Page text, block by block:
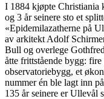
I 1884 kjøpte Christiania
og 3 år seinere sto et
«Epidemilazatherne på
av arkitekt Adolf
Bull og overlege
åtte frittstående bygg:
observatoriebygg, et
nummer én ble lagt inn
135 år seinere er Ullevål